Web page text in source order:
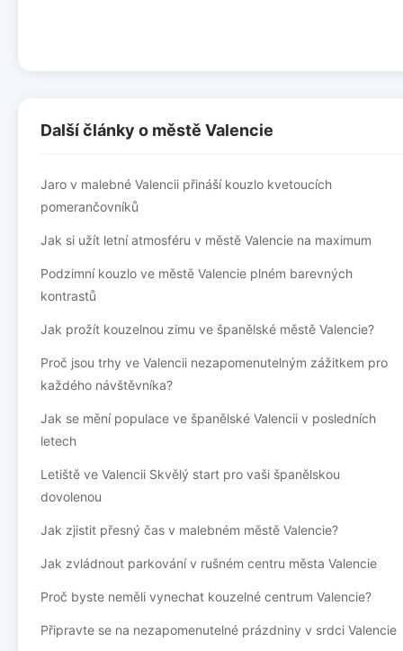
Další články o městě Valencie
Jaro v malebné Valencii přináší kouzlo kvetoucích
pomerančovníků
Jak si užít letní atmosféru v městě Valencie na maximum
Podzimní kouzlo ve městě Valencie plném barevných
kontrastů
Jak prožít kouzelnou zimu ve španělské městě Valencie?
Proč jsou trhy ve Valencii nezapomenutelným zážitkem pro
každého návštěvníka?
Jak se mění populace ve španělské Valencii v posledních
letech
Letiště ve Valencii Skvělý start pro vaši španělskou
dovolenou
Jak zjistit přesný čas v malebném městě Valencie?
Jak zvládnout parkování v rušném centru města Valencie
Proč byste neměli vynechat kouzelné centrum Valencie?
Připravte se na nezapomenutelné prázdniny v srdci Valencie